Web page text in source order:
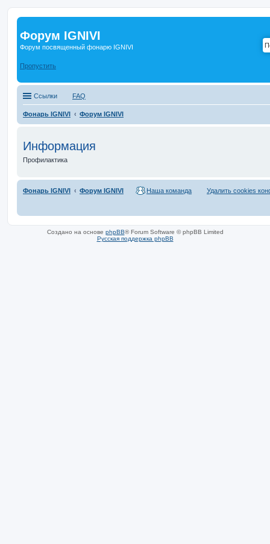
Форум IGNIVI
Форум посвященный фонарю IGNIVI
Пропустить
Ссылки FAQ
Фонарь IGNIVI Форум IGNIVI
Информация
Профилактика
Фонарь IGNIVI Форум IGNIVI Удалить cookies
Наша команда
Создано на основе phpBB® Forum Software © phpBB Limited
Русская поддержка phpBB